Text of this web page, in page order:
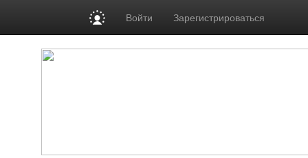
Войти Зарегистрироваться